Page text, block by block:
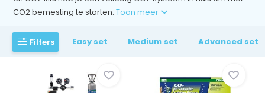
CO2 bemesting te starten.Toon meer
Filters Easy set Medium set Advanced set